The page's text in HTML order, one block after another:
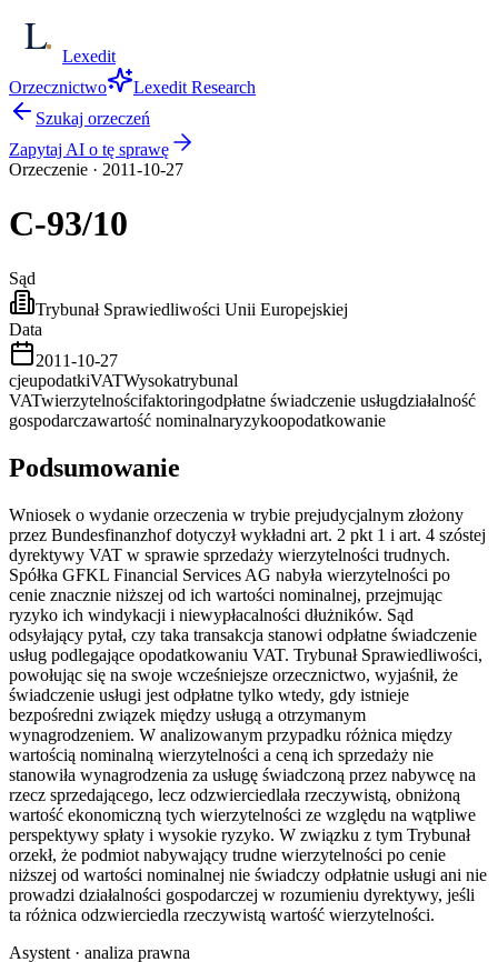
Lexedit
Orzecznictwo
Lexedit Research
Szukaj orzeczeń
Zapytaj AI o tę sprawę
Orzeczenie · 2011-10-27
C-93/10
Sąd
Trybunał Sprawiedliwości Unii Europejskiej
Data
2011-10-27
cjeupodatkiVATWysokatrybunal
VATwierzytelnościfaktoringodpłatne świadczenie usługdziałalność
gospodarczawartość nominalnaryzykoopodatkowanie
Podsumowanie
Wniosek o wydanie orzeczenia w trybie prejudycjalnym złożony
przez Bundesfinanzhof dotyczył wykładni art. 2 pkt 1 i art. 4 szóstej
dyrektywy VAT w sprawie sprzedaży wierzytelności trudnych.
Spółka GFKL Financial Services AG nabyła wierzytelności po
cenie znacznie niższej od ich wartości nominalnej, przejmując
ryzyko ich windykacji i niewypłacalności dłużników. Sąd
odsyłający pytał, czy taka transakcja stanowi odpłatne świadczenie
usług podlegające opodatkowaniu VAT. Trybunał Sprawiedliwości,
powołując się na swoje wcześniejsze orzecznictwo, wyjaśnił, że
świadczenie usługi jest odpłatne tylko wtedy, gdy istnieje
bezpośredni związek między usługą a otrzymanym
wynagrodzeniem. W analizowanym przypadku różnica między
wartością nominalną wierzytelności a ceną ich sprzedaży nie
stanowiła wynagrodzenia za usługę świadczoną przez nabywcę na
rzecz sprzedającego, lecz odzwierciedlała rzeczywistą, obniżoną
wartość ekonomiczną tych wierzytelności ze względu na wątpliwe
perspektywy spłaty i wysokie ryzyko. W związku z tym Trybunał
orzekł, że podmiot nabywający trudne wierzytelności po cenie
niższej od wartości nominalnej nie świadczy odpłatnie usługi ani nie
prowadzi działalności gospodarczej w rozumieniu dyrektywy, jeśli
ta różnica odzwierciedla rzeczywistą wartość wierzytelności.
Asystent · analiza prawna